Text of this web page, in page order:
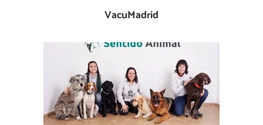
VacuMadrid